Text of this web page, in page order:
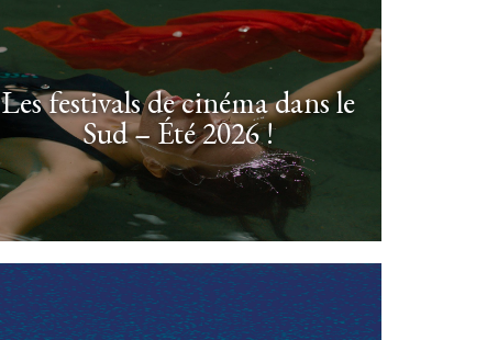
Les festivals de cinéma dans le
Sud – Été 2026 !